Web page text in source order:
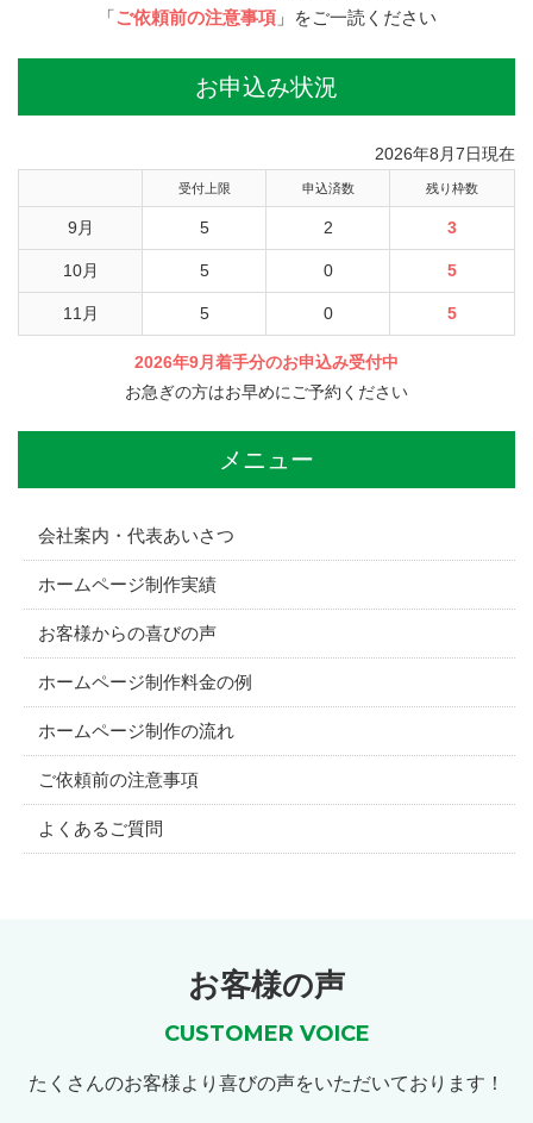
「ご依頼前の注意事項」をご一読ください
お申込み状況
2026年8月7日現在
受付上限 申込済数 残り枠数
9月 5 2 3
10月 5 0 5
11月 5 0 5
2026年9月着手分のお申込み受付中
お急ぎの方はお早めにご予約ください
メニュー
会社案内・代表あいさつ
ホームページ制作実績
お客様からの喜びの声
ホームページ制作料金の例
ホームページ制作の流れ
ご依頼前の注意事項
よくあるご質問
お客様の声
CUSTOMER VOICE
たくさんのお客様より喜びの声をいただいております！